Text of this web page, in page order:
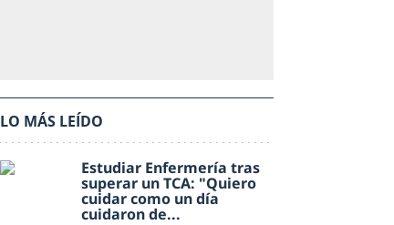
LO MÁS LEÍDO
Estudiar Enfermería tras
superar un TCA: "Quiero
cuidar como un día
cuidaron de...